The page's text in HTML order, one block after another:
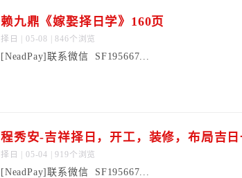
赖九鼎《嫁娶择日学》160页
择日 | 05-08 | 846个浏览
[NeadPay]联系微信 SF195667...
择日 | 05-04 | 919个浏览
[NeadPay]联系微信 SF195667...